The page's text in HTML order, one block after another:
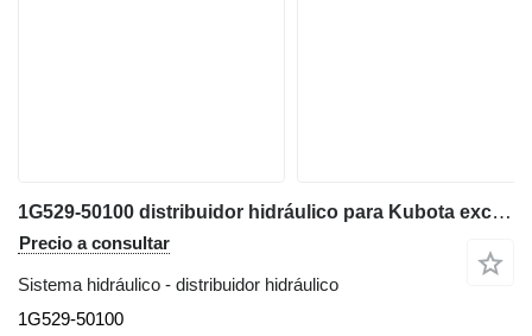
1G529-50100 distribuidor hidráulico para Kubota excavadora
Precio a consultar
Sistema hidráulico - distribuidor hidráulico
1G529-50100